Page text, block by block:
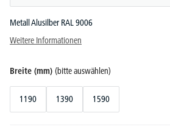
Metall Alusilber RAL 9006
Weitere Informationen
Breite (mm) (bitte auswählen)
1190 1390 1590